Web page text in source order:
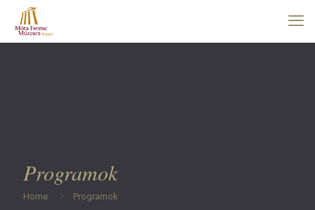
Programok
Home Programok